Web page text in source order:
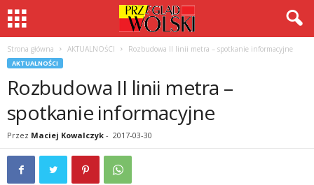
Strona główna AKTUALNOŚCI Rozbudowa II linii metra – spotkanie informacyjne
AKTUALNOŚCI
Rozbudowa II linii metra –
spotkanie informacyjne
Przez Maciej Kowalczyk - 2017-03-30